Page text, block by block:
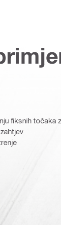
fiksnih točaka